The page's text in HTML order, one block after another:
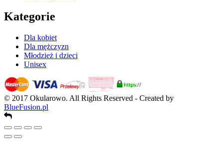
Kategorie
Dla kobiet
Dla mężczyzn
Młodzież i dzieci
Unisex
© 2017 Okularowo. All Rights Reserved - Created by
BlueFusion.pl